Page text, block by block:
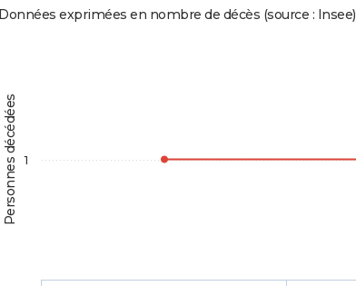
Personnes décédées
Données exprimées en nombre de décès (source : Insee)
1